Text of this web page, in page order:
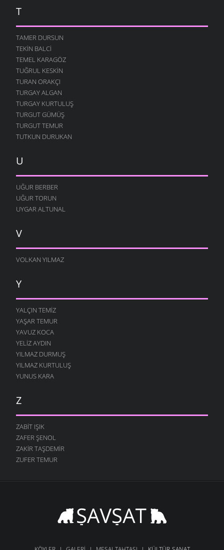
T
TAMER DURSUN
TEKIN BALCI
TEMEL KARAGÖZ
TUĞRUL KESKIN
TURAN ORAKÇI
TURGAY ALGAN
TURGAY KURTULUŞ
TURGUT GÜMÜŞ
TURGUT TEMUR
TUTKUN DURUKAN
U
UĞUR BERBER
UĞUR TORUN
UYGAR ALTUNAL
V
VOLKAN YILMAZ
Y
YALÇIN TEMIZ
YAŞAR TEMUR
YAVUZ KOCA
YELIZ AYDIN
YILMAZ DURMUŞ
YILMAZ KURTULUŞ
YUNUS KARA
Z
ZABIT IŞIK
ZAFER ŞENOL
ZAKIR TAŞDEMIR
ZUFER TEMUR